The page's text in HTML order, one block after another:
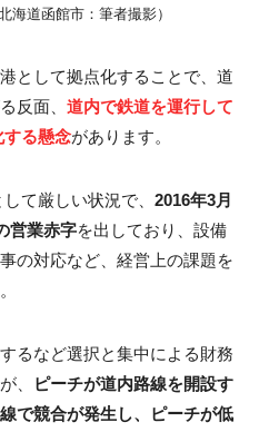
海道函館市：筆者撮影）
として拠点化することで、道
反面、 道内で鉄道を運行して
する懸念があります。
て厳しい状況で、 2016年3月
営業赤字を出しており、設備
の対応など、経営上の課題を
るなど選択と集中による財務
、
ピーチが道内路線を開設す
で競合が発生し、ピーチが低